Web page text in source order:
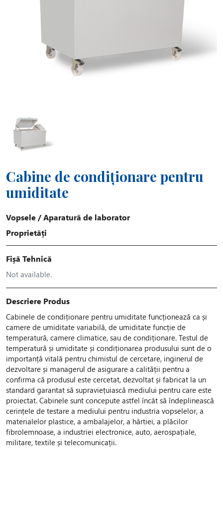
Cabine de condiționare pentru
umiditate
Vopsele /Aparatură de laborator
Proprietăți
Fișă Tehnică
Not available.
Descriere Produs
Cabinele de condiționare pentru umiditate funcționează ca și
camere de umiditate variabilă, de umiditate funcție de
temperatură, camere climatice, sau de condiționare. Testul de
temperatură și umiditate și condiționarea produsului sunt de o
importanță vitală pentru chimistul de cercetare, inginerul de
dezvoltare și managerul de asigurare a calității pentru a
confirma că produsul este cercetat, dezvoltat și fabricat la un
standard garantat să supraviețuiască mediului pentru care este
proiectat. Cabinele sunt concepute astfel încât să îndeplinească
cerințele de testare a mediului pentru industria vopselelor, a
materialelor plastice, a ambalajelor, a hârtiei, a plăcilor
fibrolemnoase, a industriei electronice, auto, aerospațiale,
militare, textile și telecomunicații.